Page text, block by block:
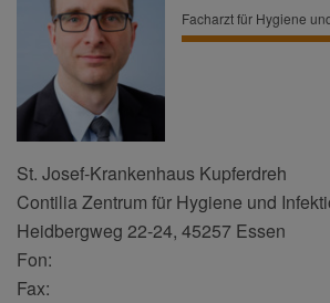
Facharzt für Hygiene
St. Josef-Krankenhaus Kupferdreh
Contilia Zentrum für Hygiene und
Heidbergweg 22-24, 45257 Essen
Fon:
Fax: